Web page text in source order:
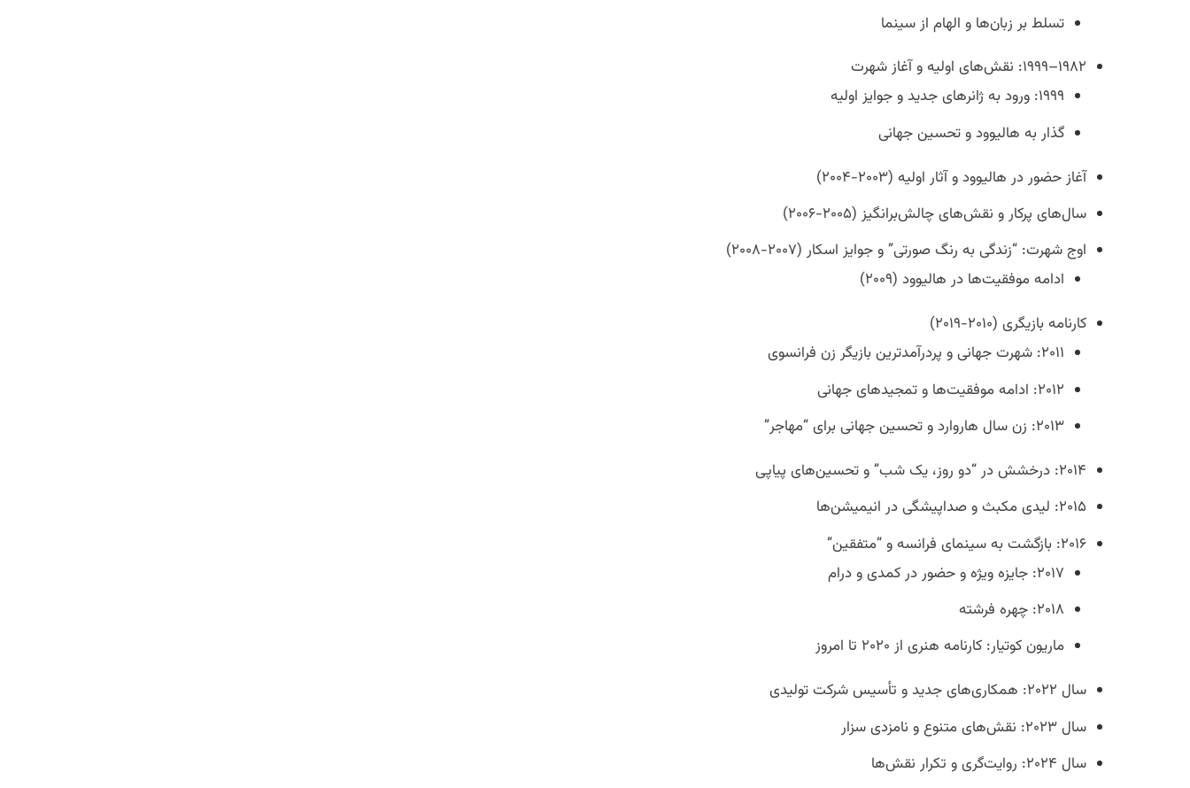
تسلط بر زبان‌ها و الهام از سینما
۱۹۸۲–۱۹۹۹: نقش‌های اولیه و آغاز شهرت
۱۹۹۹: ورود به ژانرهای جدید و جوایز اولیه
گذار به هالیوود و تحسین جهانی
آغاز حضور در هالیوود و آثار اولیه (۲۰۰۳-۲۰۰۴)
سال‌های پرکار و نقش‌های چالش‌برانگیز (۲۰۰۵-۲۰۰۶)
اوج شهرت: “زندگی به رنگ صورتی” و جوایز اسکار (۲۰۰۷-۲۰۰۸)
ادامه موفقیت‌ها در هالیوود (۲۰۰۹)
کارنامه بازیگری (۲۰۱۰-۲۰۱۹)
۲۰۱۱: شهرت جهانی و پردرآمدترین بازیگر زن فرانسوی
۲۰۱۲: ادامه موفقیت‌ها و تمجیدهای جهانی
۲۰۱۳: زن سال هاروارد و تحسین جهانی برای “مهاجر”
۲۰۱۴: درخشش در “دو روز، یک شب” و تحسین‌های پیاپی
۲۰۱۵: لیدی مکبث و صداپیشگی در انیمیشن‌ها
۲۰۱۶: بازگشت به سینمای فرانسه و “متفقین”
۲۰۱۷: جایزه ویژه و حضور در کمدی و درام
۲۰۱۸: چهره فرشته
ماریون کوتیار: کارنامه هنری از ۲۰۲۰ تا امروز
سال ۲۰۲۲: همکاری‌های جدید و تأسیس شرکت تولیدی
سال ۲۰۲۳: نقش‌های متنوع و نامزدی سزار
سال ۲۰۲۴: روایت‌گری و تکرار نقش‌ها